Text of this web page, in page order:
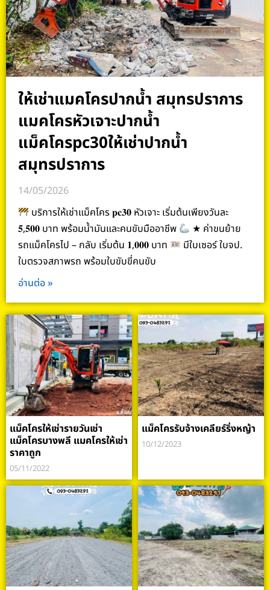
ให้เช่าแมคโครปากน้ำ สมุทรปราการ
แมคโครหัวเจาะปากน้ำ
แม็คโครpc30ให้เช่าปากน้ำ
สมุทรปราการ
14/05/2026
บริการให้เช่าแม็คโคร 𝐩𝐜𝟑𝟎 หัวเจาะ เริ่มต้นเพียงวันละ
𝟓,𝟓𝟎𝟎 บาท พร้อมน้ำมันและคนขับมืออาชีพ
★ ค่าขนย้าย
รถแม็คโครไป – กลับ เริ่มต้น 𝟏,𝟎𝟎𝟎 บาท
มีใบเซอร์ ใบจป.
ใบตรวจสภาพรถ พร้อมใบขับขี่คนขับ
อ่านต่อ »
แม็คโครให้เช่ารายวันเช่า
แม็คโครบางพลี แมคโครให้เช่า
ราคาถูก
05/11/2022
แม็คโครรับจ้างเคลียร์ริ่งหญ้า
10/12/2023